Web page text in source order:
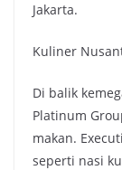
Jakarta.
Kuliner
Di balik
Platinum
makan.
seperti nasi